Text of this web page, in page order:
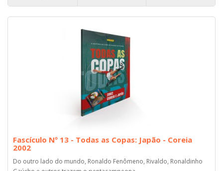
Fascículo Nº 13 - Todas as Copas: Japão - Coreia
2002
Do outro lado do mundo, Ronaldo Fenômeno, Rivaldo, Ronaldinho